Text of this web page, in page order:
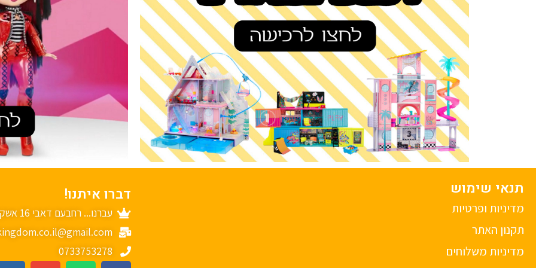
תנאי שימוש
מדיניות ופרטיות
תקנון האתר
מדיניות משלוחים
דברו איתנו!
עברנו... רחבעם דאבי 16 אשקלון
0733753278